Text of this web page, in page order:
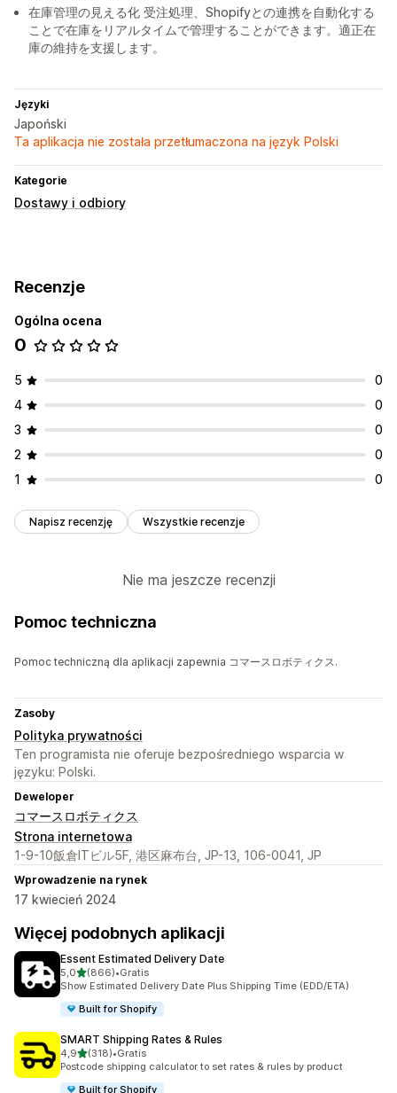
在庫管理の見える化 受注処理、Shopifyとの連携を自動化する
ことで在庫をリアルタイムで管理することができます。適正在
庫の維持を支援します。
Języki
Japoński
Ta aplikacja nie została przetłumaczona na język Polski
Kategorie
Dostawy i odbiory
Recenzje
Ogólna ocena
0
5
0
4
0
3
0
2
0
1
0
Napisz recenzję Wszystkie recenzje
Nie ma jeszcze recenzji
Pomoc techniczna
Pomoc techniczną dla aplikacji zapewnia コマースロボティクス.
Zasoby
Polityka prywatności
Ten programista nie oferuje bezpośredniego wsparcia w
języku: Polski.
Deweloper
コマースロボティクス
Strona internetowa
1-9-10飯倉ITビル5F, 港区麻布台, JP-13, 106-0041, JP
Wprowadzenie na rynek
17 kwiecień 2024
Więcej podobnych aplikacji
Essent Estimated Delivery Date
5,0na 5 gwiazdek
(866)
Łączna liczba recenzji: 866
•Gratis
Show Estimated Delivery Date Plus Shipping Time (EDD/ETA)
Built for Shopify
SMART Shipping Rates & Rules
4,9na 5 gwiazdek
(318)
Łączna liczba recenzji: 318
•Gratis
Postcode shipping calculator to set rates & rules by product
Built for Shopify